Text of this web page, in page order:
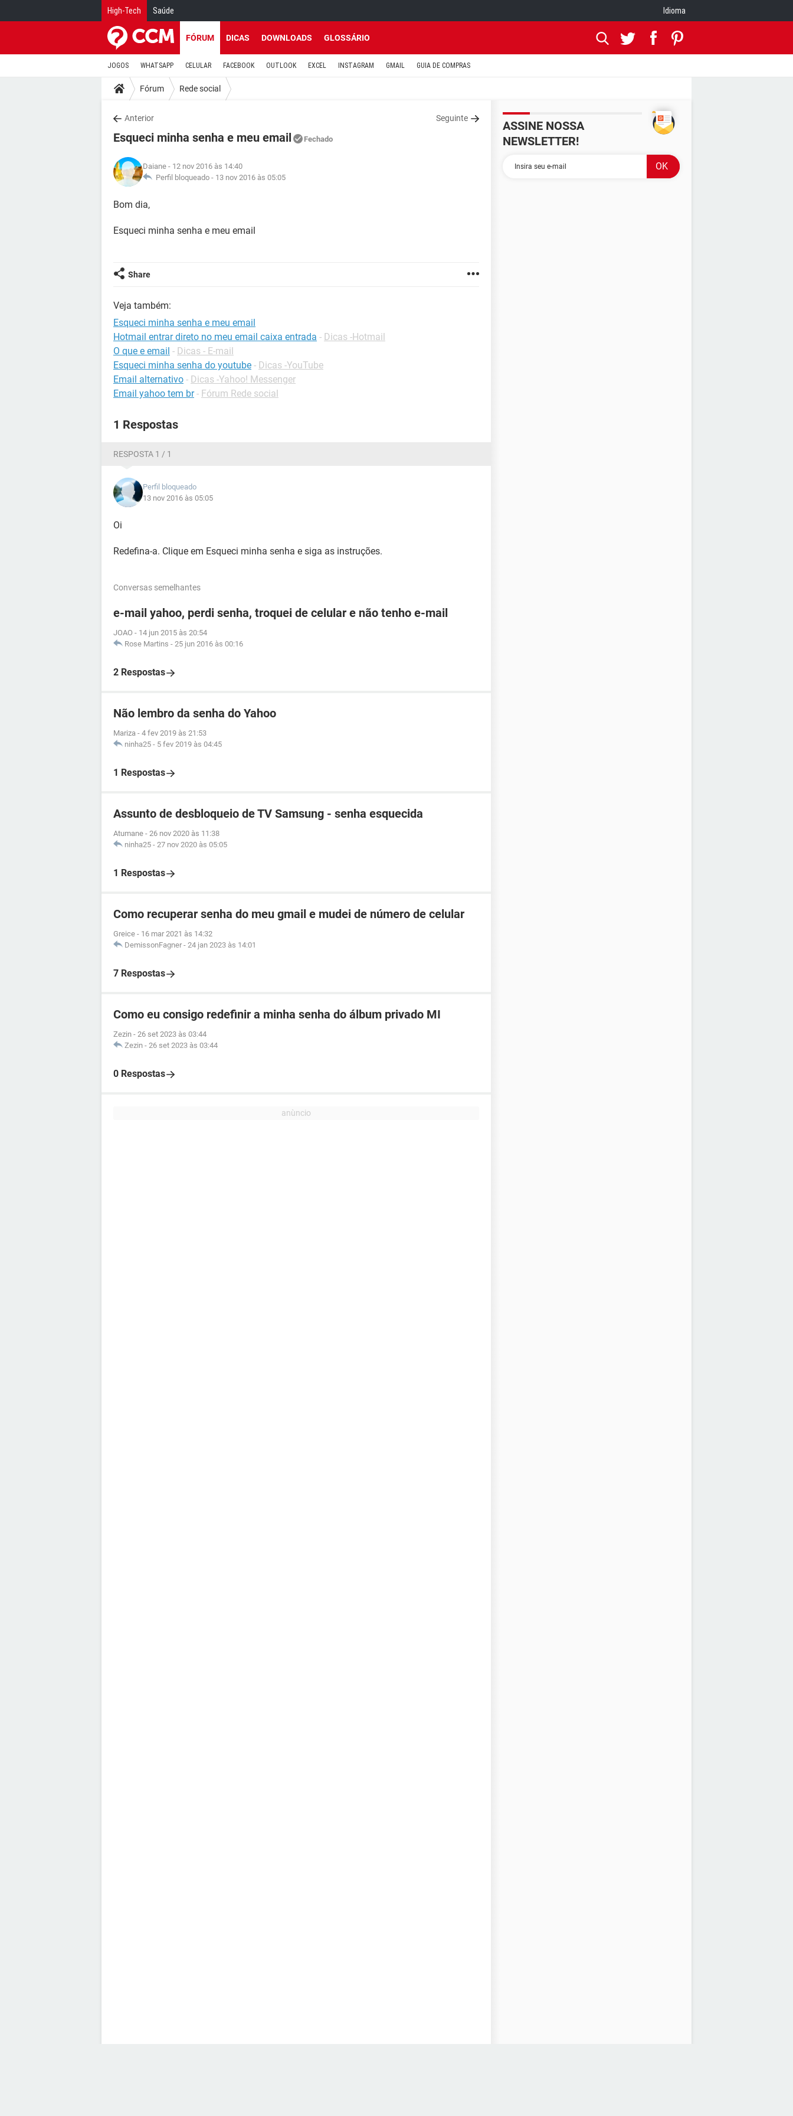
High-Tech Saúde Idioma
FÓRUM DICAS DOWNLOADS GLOSSÁRIO
JOGOS WHATSAPP CELULAR FACEBOOK OUTLOOK EXCEL INSTAGRAM GMAIL GUIA DE COMPRAS
Fórum Rede social
Anterior Seguinte
Esqueci minha senha e meu email Fechado
Daiane - 12 nov 2016 às 14:40
Perfil bloqueado - 13 nov 2016 às 05:05
Bom dia,
Esqueci minha senha e meu email
Share
Veja também:
Esqueci minha senha e meu email
Hotmail entrar direto no meu email caixa entrada - Dicas -Hotmail
O que e email - Dicas - E-mail
Esqueci minha senha do youtube - Dicas -YouTube
Email alternativo - Dicas -Yahoo! Messenger
Email yahoo tem br - Fórum Rede social
1 Respostas
RESPOSTA 1 / 1
Perfil bloqueado
13 nov 2016 às 05:05
Oi
Redefina-a. Clique em Esqueci minha senha e siga as instruções.
Conversas semelhantes
e-mail yahoo, perdi senha, troquei de celular e não tenho e-mail
JOAO - 14 jun 2015 às 20:54
Rose Martins - 25 jun 2016 às 00:16
2 Respostas
Não lembro da senha do Yahoo
Mariza - 4 fev 2019 às 21:53
ninha25 - 5 fev 2019 às 04:45
1 Respostas
Assunto de desbloqueio de TV Samsung - senha esquecida
Atumane - 26 nov 2020 às 11:38
ninha25 - 27 nov 2020 às 05:05
1 Respostas
Como recuperar senha do meu gmail e mudei de número de celular
Greice - 16 mar 2021 às 14:32
DemissonFagner - 24 jan 2023 às 14:01
7 Respostas
Como eu consigo redefinir a minha senha do álbum privado MI
Zezin - 26 set 2023 às 03:44
Zezin - 26 set 2023 às 03:44
0 Respostas
ASSINE NOSSA
NEWSLETTER!